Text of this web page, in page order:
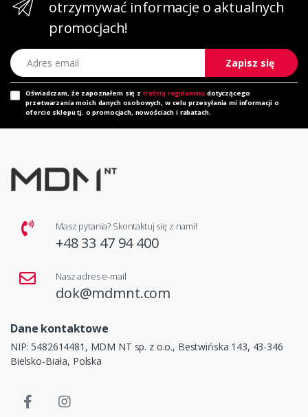
otrzymywać informacje o aktualnych
promocjach!
Adres email
Zapisz się
Oświadczam, że zapoznałem się z treścią regulaminu dotyczącego
przetwarzania moich danych osobowych, w celu przesyłania mi informacji o
ofercie sklepu tj. o promocjach, nowościach i rabatach.
Masz pytania? Skontaktuj się z nami!
+48 33 47 94 400
Nasz adres e-mail
dok@mdmnt.com
Dane kontaktowe
NIP: 5482614481, MDM NT sp. z o.o., Bestwińska 143, 43-346
Bielsko-Biała, Polska